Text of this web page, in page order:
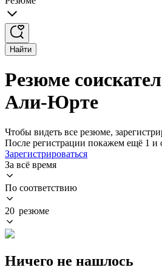
Найти
Резюме
Али-Юрте
Чтобы видеть все резюме,
После регистрации покажем ещё 1 и
Зарегистрироваться
За всё время
По соответствию
20 резюме
Ничего не нашлось